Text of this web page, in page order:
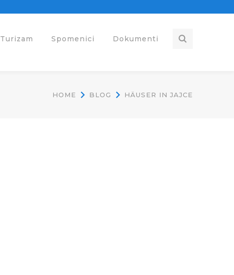
Turizam Spomenici Dokumenti
HOME BLOG HÄUSER IN JAJCE